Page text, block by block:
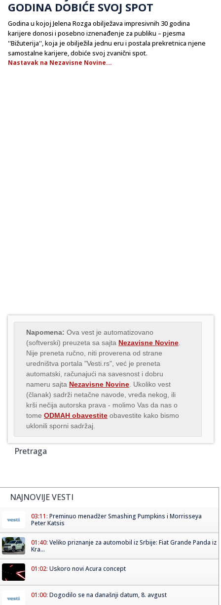
GODINA DOBIĆE SVOJ SPOT
Godina u kojoj Jelena Rozga obilježava impresivnih 30 godina
karijere donosi i posebno iznenađenje za publiku – pjesma
''Bižuterija'', koja je obilježila jednu eru i postala prekretnica njene
samostalne karijere, dobiće svoj zvanični spot.
Nastavak na Nezavisne Novine...
Napomena: Ova vest je automatizovano
(softverski) preuzeta sa sajta Nezavisne Novine
Nije preneta ručno, niti proverena od strane
uredništva portala "Vesti.rs", već je preneta
automatski, računajući na savesnost i dobru
nameru sajta Nezavisne Novine . Ukoliko vest
(članak) sadrži netačne navode, vređa nekog, ili
krši nečija autorska prava - molimo Vas da nas o
tome ODMAH obavestite obavestite kako bismo
uklonili sporni sadržaj.
Pretraga
NAJNOVIJE VESTI
03:11: Preminuo menadžer Smashing Pumpkins i Morrisseya
Peter Katsis
01:40: Veliko priznanje za automobil iz Srbije: Fiat Grande Panda iz
Kra...
01:02: Uskoro novi Acura concept
01:00: Dogodilo se na današnji datum, 8. avgust